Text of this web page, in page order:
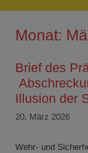
Monat:
Brief des
Illusion der
20. März 2026
Wehr- und